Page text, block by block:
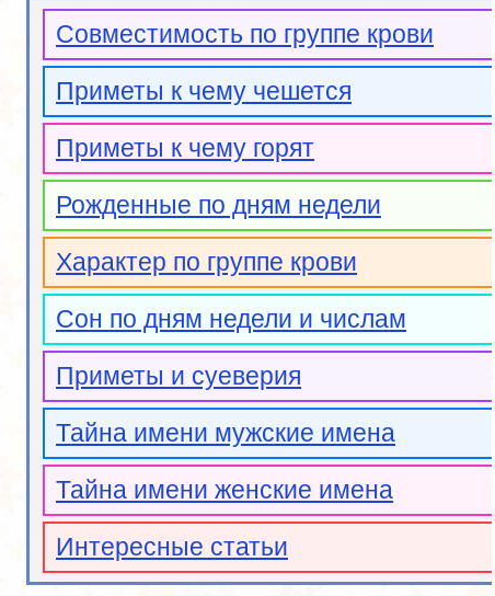
Совместимость по группе крови
Приметы к чему чешется
Приметы к чему горят
Рожденные по дням недели
Характер по группе крови
Сон по дням недели и числам
Приметы и суеверия
Тайна имени мужские имена
Тайна имени женские имена
Интересные статьи